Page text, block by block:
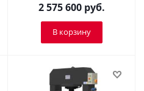
2 575 600 руб.
В корзину